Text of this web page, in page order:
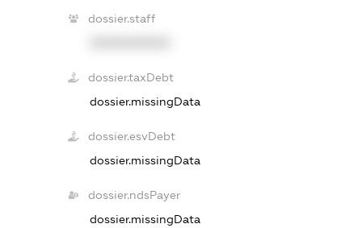
dossier.staff
dossier.taxDebt
dossier.missingData
dossier.esvDebt
dossier.missingData
dossier.ndsPayer
dossier.missingData